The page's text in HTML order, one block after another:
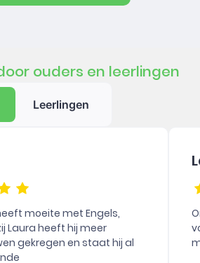
ouders en leerlingen
Leerlingen
moeite met Engels,
Laura heeft hij meer
gekregen en staat hij al